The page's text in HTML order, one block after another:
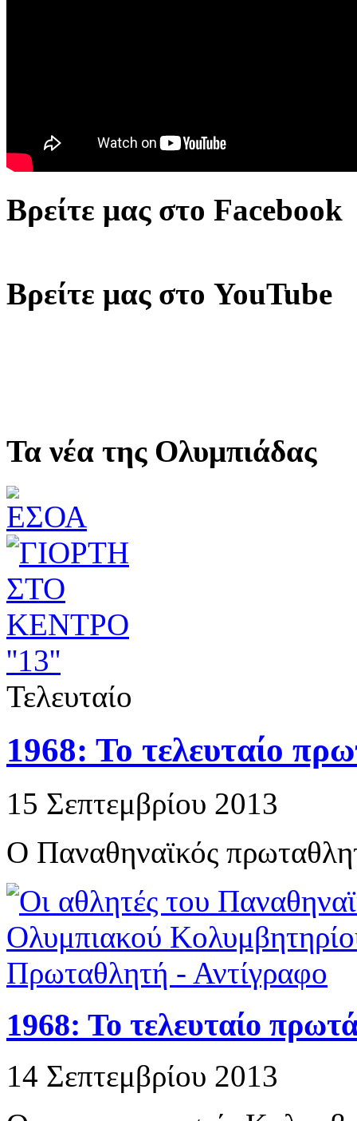
Βρείτε μας στο Facebook
Βρείτε μας στο YouTube
Τα νέα της Ολυμπιάδας
Τελευταίο
1968: Το τελευταίο
15 Σεπτεμβρίου 2013
Ο Παναθηναϊκός
1968: Το τελευταίο
14 Σεπτεμβρίου 2013